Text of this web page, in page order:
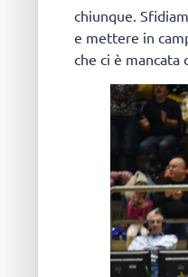
chiunque.
e mettere in
che ci è mancata